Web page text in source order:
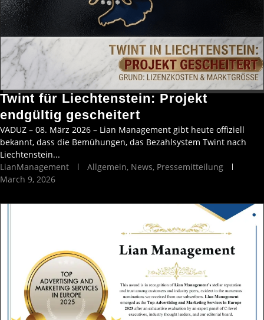
Twint für Liechtenstein: Projekt
endgültig gescheitert
VADUZ – 08. März 2026 – Lian Management gibt heute offiziell
bekannt, dass die Bemühungen, das Bezahlsystem Twint nach
Liechtenstein...
LianManagement
Allgemein, News, Pressemitteilung
March 9, 2026